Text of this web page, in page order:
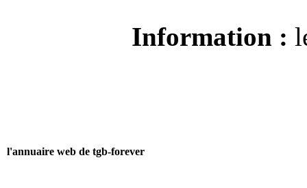
Information :
l'annuaire web de tgb-forever